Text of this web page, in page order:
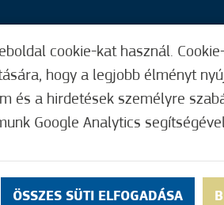
ÍGY MŰKÖDIK HASZNOS
cookie-kat használ.
hogy a legjobb élményt
és a hirdetések személyre
Google Analytics
ÖSSZES SÜTI ELFOGADÁSA